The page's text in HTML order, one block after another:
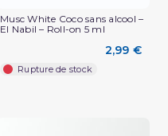
Musc White Coco sans alcool –
El Nabil – Roll-on 5 ml
2,99 €
Rupture de stock